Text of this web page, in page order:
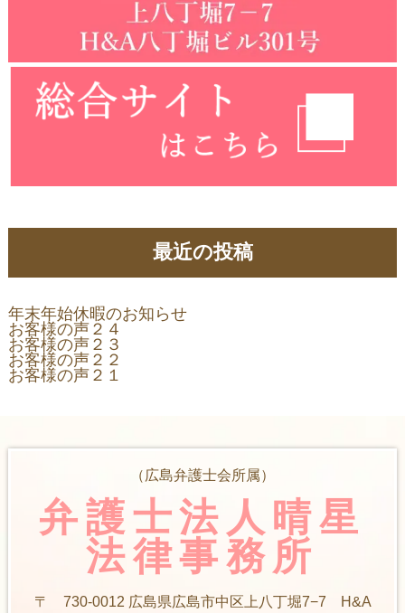
最近の投稿
年末年始休暇のお知らせ
お客様の声２４
お客様の声２３
お客様の声２２
お客様の声２１
弁護士法人晴星
法律事務所
（広島弁護士会所属）
〒 730-0012 広島県広島市中区上八丁堀7−7 H&A